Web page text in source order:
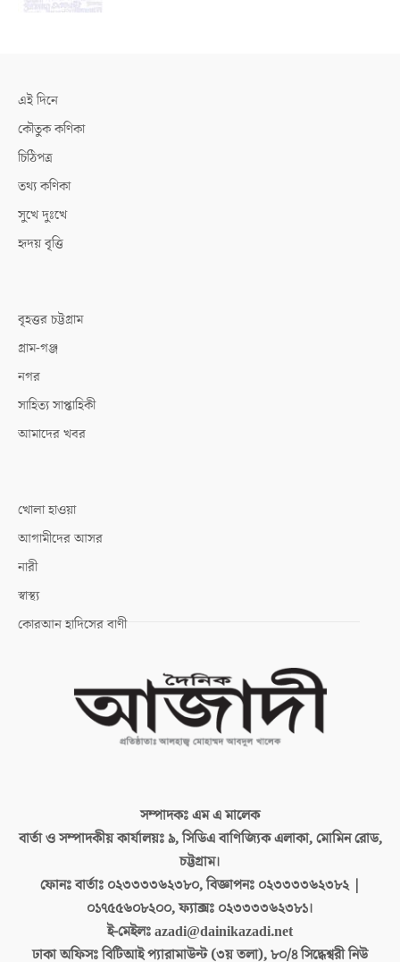
এই দিনে
কৌতুক কণিকা
চিঠিপত্র
তথ্য কণিকা
সুখে দুঃখে
হৃদয় বৃত্তি
বৃহত্তর চট্টগ্রাম
গ্রাম-গঞ্জ
নগর
সাহিত্য সাপ্তাহিকী
আমাদের খবর
খোলা হাওয়া
আগামীদের আসর
নারী
স্বাস্থ্য
কোরআন হাদিসের বাণী
সম্পাদকঃএম এ মালেক
বার্তা ও সম্পাদকীয় কার্যালয়ঃ৯, সিডিএ বাণিজ্যিক এলাকা, মোমিন রোড,
চট্টগ্রাম।
ফোনঃ বার্তাঃ ০২৩৩৩৩৬২৩৮০, বিজ্ঞাপনঃ ০২৩৩৩৩৬২৩৮২ |
০১৭৫৫৬০৮২০০, ফ্যাক্সঃ ০২৩৩৩৩৬২৩৮১।
ই-মেইলঃazadi@dainikazadi.net
ঢাকা অফিসঃবিটিআই প্যারামাউন্ট (৩য় তলা), ৮০/৪ সিদ্ধেশ্বরী নিউ